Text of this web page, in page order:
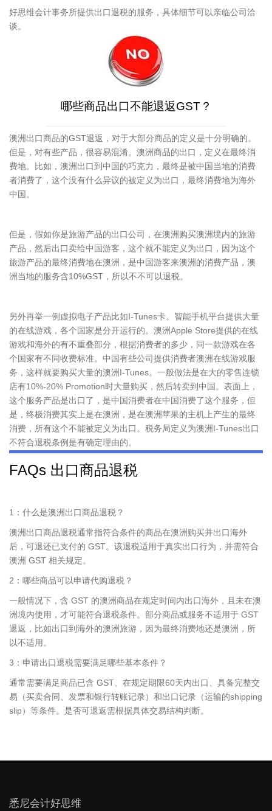
好思维会计事务所提供出口退税的服务，具体细节可以亲临公司洽
谈。
哪些商品出口不能退返GST？
澳洲出口商品的GST退返，对于大部分商品的定义是十分明确的。
但是，对有些产品，很容易混淆。澳洲商品的出口，定义在最终消
费地。比如，澳洲出口到中国的巧克力，最终是被中国当地的消费
者消费了，这个没有什么异议的被定义为出口，最终消费地为海外
中国。
但是，假如你是旅游产品的出口公司，在澳洲购买澳洲境内的旅游
产品，然后出口卖给中国游客，这个就不能定义为出口，因为这个
旅游产品的最终消费地在澳洲，是中国游客来澳洲的消费产品，澳
洲当地的服务含10%GST，所以不不可以退税。
另外再举一例虚拟电子产品比如I-Tunes卡。智能手机平台提供大量
的在线游戏，各个国家是分开运行的。澳洲Apple Store提供的在线
游戏和海外的有不重叠部分，根据消费者的多少，同一款游戏在各
个国家有不同收费标准。中国有些公司提供消费者澳洲在线游戏服
务，这样就要购买大量的澳洲I-Tunes。一般做法是在大的零售连锁
店有10%-20% Promotion时大量购买，然后转卖到中国。表面上，
这个服务产品是出口了，是中国消费者在中国消费了这个服务，但
是，终极消费其实上是在澳洲，是在澳洲苹果的主机上产生的最终
消费，所有这个不能被定义为出口。税务局定义为澳洲I-Tunes出口
不符合退税条例是有确定理由的。
FAQs 出口商品退税
1：什么是澳洲出口商品退税？
澳洲出口商品退税通常指符合条件的商品在澳洲购买并出口海外
后，可退还已支付的 GST。该退税适用于真实出口行为，并需符合
澳洲 GST 相关规定。
2：哪些商品可以申请代购退税？
一般情况下，含 GST 的澳洲商品在规定时间内出口海外，且未在澳
洲境内使用，才可能符合退税条件。部分商品或服务不适用于 GST
退返，比如出口到海外的澳洲旅游，因为最终消费地还是澳洲，所
以不适用。
3：申请出口退税需要满足哪些基本条件？
通常需要满足商品已含 GST、在规定期限60天内出口、具备完整交
易（买卖合同、发票和银行转账记录）和出口记录（运输的shipping
slip）等条件。是否可退返需根据具体交易结构判断。
悉尼会计好思维